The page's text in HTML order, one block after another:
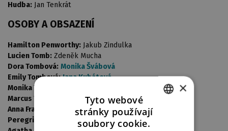
Hudba: Jan Tenkrát
OSOBY A OBSAZENÍ
Hamilton Penworthy: Jakub Zindulka
Lucien Tomb: Zdeněk Mucha
Dora Tombová: Monika Švábová
Emily Tombová: Jana Kubátová
Monika Tombová:
Marcus Tomb:
Miloslav Krejsa
Anna Franklinová:
Štěpánka Křesťanová
Peregrine Potter:
Zdeněk Rohlíček
×
Tyto webové
stránky používají
soubory cookie.